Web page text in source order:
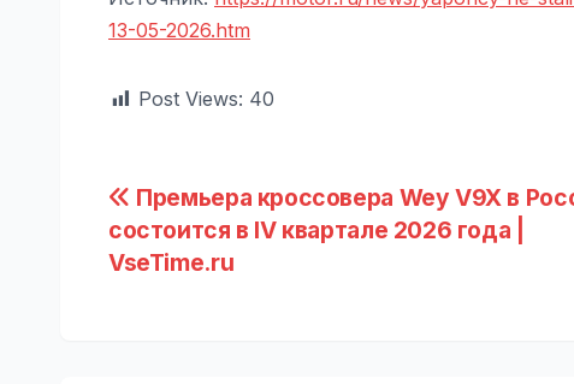
13-05-2026.htm
Post Views: 40
Навигация
по
Премьера кроссовера Wey V9X в
состоится в IV квартале 2026 года |
VseTime.ru